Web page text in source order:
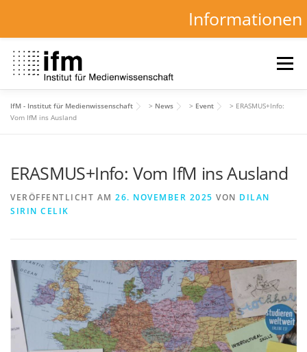
Inhalt
springen
Menü
HOME NEWS
INSTITUT FORSCHUNG DOWNLOADS
IfM - Institut für Medienwissenschaft > News > Event > ERASMUS+Info:
Vom IfM ins Ausland
ERASMUS+Info: Vom IfM ins Ausland
VERÖFFENTLICHT AM 26. NOVEMBER 2025 VON DILAN
SIRIN CELIK
Informationen